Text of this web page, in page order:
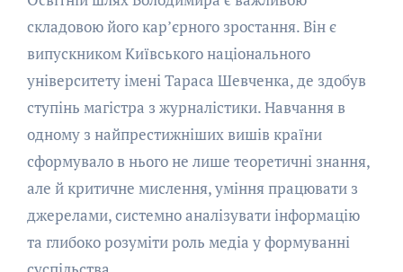
складовою його кар’єрного зростання. Він є
випускником Київського національного
університету імені Тараса Шевченка, де здобув
ступінь магістра з журналістики. Навчання в
одному з найпрестижніших вишів країни
сформувало в нього не лише теоретичні знання,
але й критичне мислення, уміння працювати з
джерелами, системно аналізувати інформацію
та глибоко розуміти роль медіа у формуванні